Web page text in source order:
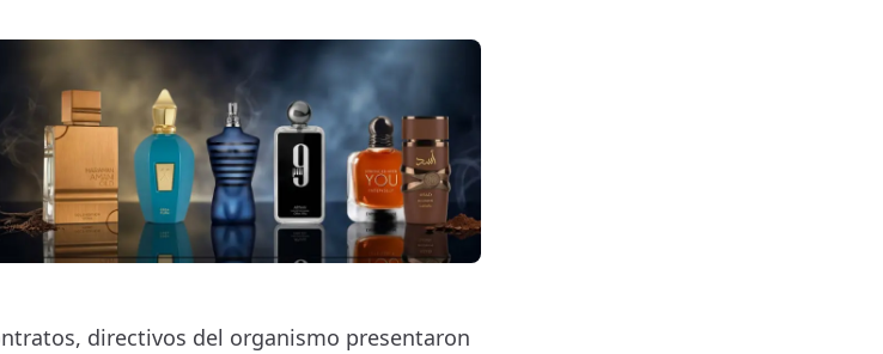
directivos del organismo presentaron